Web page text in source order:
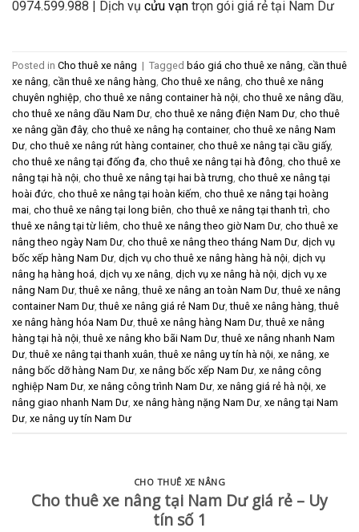
0974.599.988 | Dịch vụ cửu vạn trọn gói giá rẻ tại Nam Dư
Posted in Cho thuê xe nâng | Tagged báo giá cho thuê xe nâng cần thuê
xe nâng cần thuê xe nâng hàng Cho thuê xe nâng cho thuê xe nâng
chuyên nghiệp cho thuê xe nâng container hà nội cho thuê xe nâng dầu
cho thuê xe nâng dầu Nam Dư cho thuê xe nâng điện Nam Dư cho thuê
xe nâng gần đây, cho thuê xe nâng hạ container, cho thuê xe nâng Nam
Dư cho thuê xe nâng rút hàng container, cho thuê xe nâng tại cầu giấy,
cho thuê xe nâng tại đống đa cho thuê xe nâng tại hà đông cho thuê xe
nâng tại hà nội cho thuê xe nâng tại hai bà trưng cho thuê xe nâng tại
hoài đức cho thuê xe nâng tại hoàn kiếm cho thuê xe nâng tại hoàng
mai cho thuê xe nâng tại long biên cho thuê xe nâng tại thanh trì cho
thuê xe nâng tại từ liêm cho thuê xe nâng theo giờ Nam Dư cho thuê xe
nâng theo ngày Nam Dư cho thuê xe nâng theo tháng Nam Dư dịch vụ
bốc xếp hàng Nam Dư dịch vụ cho thuê xe nâng hàng hà nội dịch vụ
nâng hạ hàng hoá dịch vụ xe nâng dịch vụ xe nâng hà nội dịch vụ xe
nâng Nam Dư ,thuê xe nâng ,thuê xe nâng an toàn Nam Dư ,thuê xe nâng
container Nam Dư ,thuê xe nâng giá rẻ Nam Dư ,thuê xe nâng hàng ,thuê
xe nâng hàng hóa Nam Dư ,thuê xe nâng hàng Nam Dư ,thuê xe nâng
hàng tại hà nội ,thuê xe nâng kho bãi Nam Dư ,thuê xe nâng nhanh Nam
Dư ,thuê xe nâng tại thanh xuân ,thuê xe nâng uy tín hà nội xe nâng xe
nâng bốc dỡ hàng Nam Dư xe nâng bốc xếp Nam Dư xe nâng công
nghiệp Nam Dư xe nâng công trình Nam Dư xe nâng giá rẻ hà nội xe
nâng giao nhanh Nam Dư xe nâng hàng nặng Nam Dư xe nâng tại Nam
Dư xe nâng uy tín Nam Dư
CHO THUÊ XE NÂNG
Cho thuê xe nâng tại Nam Dư giá rẻ – Uy
tín số 1